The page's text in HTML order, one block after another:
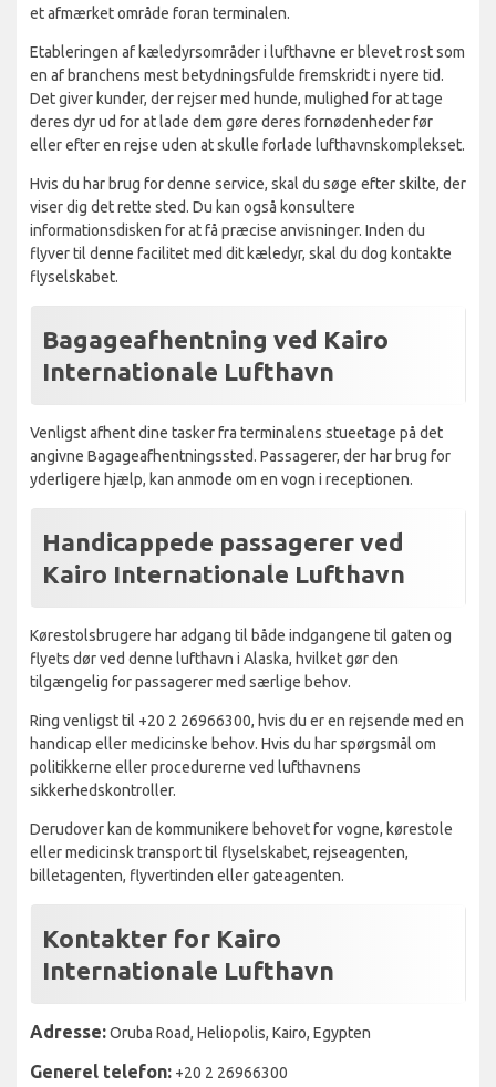
et afmærket område foran terminalen.
Etableringen af kæledyrsområder i lufthavne er blevet rost som
en af ​​branchens mest betydningsfulde fremskridt i nyere tid.
Det giver kunder, der rejser med hunde, mulighed for at tage
deres dyr ud for at lade dem gøre deres fornødenheder før
eller efter en rejse uden at skulle forlade lufthavnskomplekset.
Hvis du har brug for denne service, skal du søge efter skilte, der
viser dig det rette sted. Du kan også konsultere
informationsdisken for at få præcise anvisninger. Inden du
flyver til denne facilitet med dit kæledyr, skal du dog kontakte
flyselskabet.
Bagageafhentning ved Kairo
Internationale Lufthavn
Venligst afhent dine tasker fra terminalens stueetage på det
angivne Bagageafhentningssted. Passagerer, der har brug for
yderligere hjælp, kan anmode om en vogn i receptionen.
Handicappede passagerer ved
Kairo Internationale Lufthavn
Kørestolsbrugere har adgang til både indgangene til gaten og
flyets dør ved denne lufthavn i Alaska, hvilket gør den
tilgængelig for passagerer med særlige behov.
Ring venligst til +20 2 26966300, hvis du er en rejsende med en
handicap eller medicinske behov. Hvis du har spørgsmål om
politikkerne eller procedurerne ved lufthavnens
sikkerhedskontroller.
Derudover kan de kommunikere behovet for vogne, kørestole
eller medicinsk transport til flyselskabet, rejseagenten,
billetagenten, flyvertinden eller gateagenten.
Kontakter for Kairo
Internationale Lufthavn
Adresse:Oruba Road, Heliopolis, Kairo, Egypten
Generel telefon: +20 2 26966300